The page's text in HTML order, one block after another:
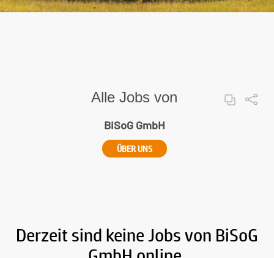
Alle Jobs von
BiSoG GmbH
ÜBER UNS
Derzeit sind keine Jobs von BiSoG